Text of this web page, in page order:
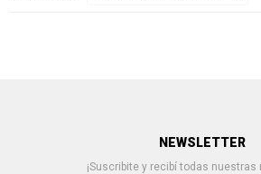
NEWSLETTER
¡Suscribite y recibí todas nuestras